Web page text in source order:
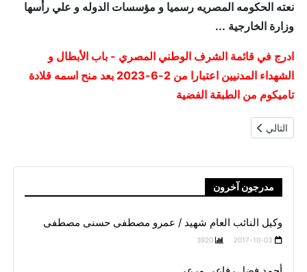
نعته الحكومه المصريه رسميا و مؤسسات الدوله و علي رأسها
وزارة الخارجية ...
ادرج في قائمة الشرف الوطني المصري - باب الأبطال و
الشهداء المدنيين اعتبارا من 2-6-2023 بعد منح اسمه قلادة
تاميكوم من الطبقة الفضية
المقال التالي: السيده / بشري سرور علي حسن
التالي
مدرجون آخرون
وكيل النائب العام شهيد / عمرو مصطفى حسنى مصطفى
2017-10-03
3920